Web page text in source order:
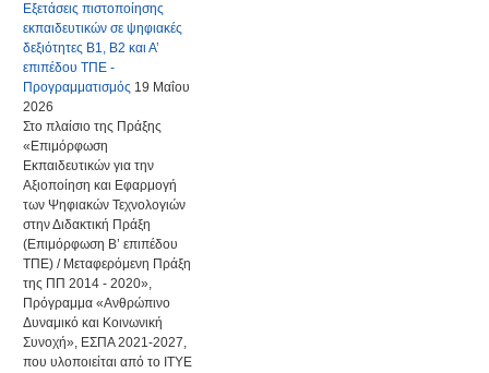
Εξετάσεις πιστοποίησης
εκπαιδευτικών σε ψηφιακές
δεξιότητες Β1, Β2 και Α’
επιπέδου ΤΠΕ -
Προγραμματισμός 19 Μαΐου
2026
Στο πλαίσιο της Πράξης
«Επιμόρφωση
Εκπαιδευτικών για την
Αξιοποίηση και Εφαρμογή
των Ψηφιακών Τεχνολογιών
στην Διδακτική Πράξη
(Επιμόρφωση Β’ επιπέδου
ΤΠΕ) / Μεταφερόμενη Πράξη
της ΠΠ 2014 - 2020»,
Πρόγραμμα «Ανθρώπινο
Δυναμικό και Κοινωνική
Συνοχή», ΕΣΠΑ 2021-2027,
που υλοποιείται από το ΙΤΥΕ